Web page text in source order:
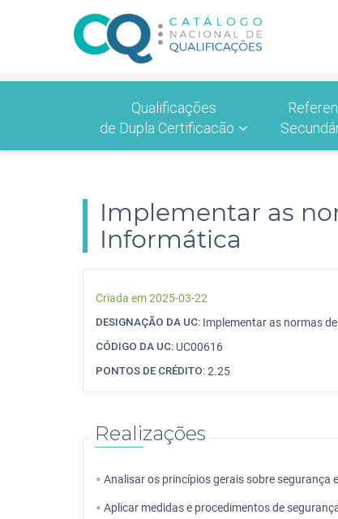
Qualificações
de Dupla Certificacão
Implementar as
Informática
Criada em 2025-03-22
DESIGNAÇÃO DA UC: Implementar as normas
CÓDIGO DA UC: UC00616
PONTOS DE CRÉDITO: 2.25
Realizações
Analisar os princípios gerais sobre segurança
Aplicar medidas e procedimentos de